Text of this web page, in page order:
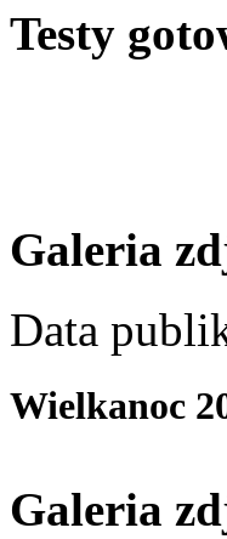
Testy
Galeria
Data
Wielkanoc
Galeria